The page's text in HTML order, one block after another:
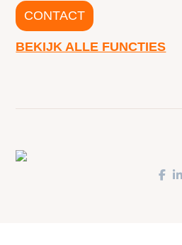
CONTACT
BEKIJK ALLE FUNCTIES